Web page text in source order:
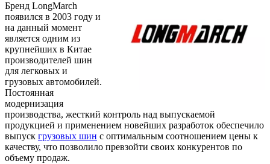
Бренд LongMarch
появился в 2003 году и
на данный момент
является одним из
крупнейших в Китае
производителей шин
для легковых и
грузовых автомобилей.
Постоянная
модернизация
производства, жесткий контроль над выпускаемой
продукцией и применением новейших разработок обеспечило
выпуск грузовых шин с оптимальным соотношением цены к
качеству, что позволило превзойти своих конкурентов по
объему продаж.